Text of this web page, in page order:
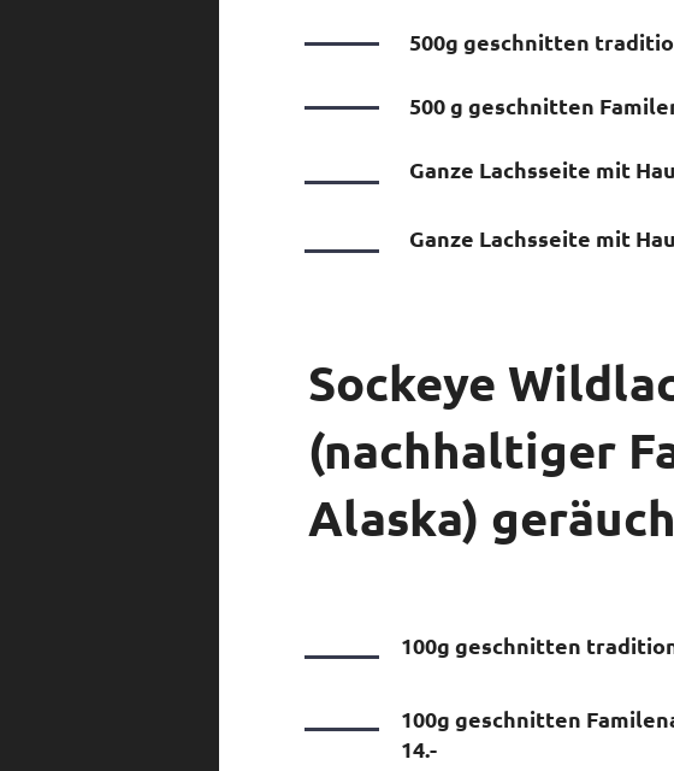
500g geschnitten
500 g geschnitten
Ganze Lachsseite mit
Ganze Lachsseite mit
Sockeye
(nachhaltiger
Alaska)
100g geschnitten
100g geschnitten
14.-